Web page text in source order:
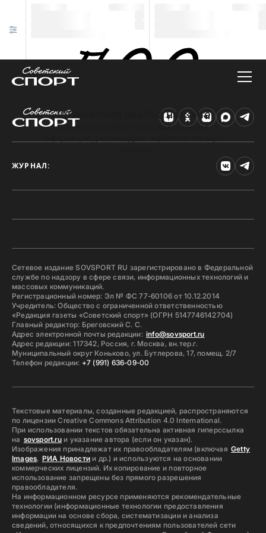
Техническая ошибка на сайте
Произошла ошибка. Чтобы найти нужную
ЖУРНАЛ:
Сетевое издание SOVSPORT RU зарегистрировано в Федеральной
службе по надзору в сфере связи, информационных технологий и
массовых коммуникаций.
Регистрационный номер: Эл № ФС 77-60106 от 10.12.2014
Учредитель: Общество с ограниченной ответственностью
«Редакция газеты «Советский спорт» (ОГРН 5147746142704)
Главный редактор: Бреговский С. С.
Адрес электронной почты редакции: info@sovsport.ru
Адрес редакции: 117342, Россия, г. Москва, вн.тер.г.
Муниципальный округ Коньково, ул. Бутлерова, 17, помещ. 2/7
Телефон редакции: +7 (991) 636-09-00
Текстовые материалы, созданные редакцией, распространяются
по лицензии Creative Commons Attribution 4.0 International.
При использовании текстов обязательна активная гиперссылка
на sovsport.ruи указание автора (если он указан).
Изображения принадлежат их правообладателям (включая Getty
Images, РИА Новостии др.) и используются на основании
коммерческих лицензий. Их копирование и повторное
использование запрещены без прямого разрешения
правообладателя.
На информационном ресурсе применяются рекомендательные
технологии (информационные технологии предоставления
информации на основе сбора, систематизации и анализа
сведений, относящихся к предпочтениям пользователей сети